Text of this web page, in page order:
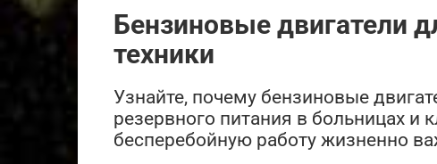
Бензиновые двигатели
техники
Узнайте, почему бензиновые
резервного питания в больницах и
бесперебойную работу жизненно